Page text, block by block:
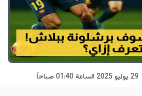
29 يوليو 2025 الساعة 01:40 صباحاً